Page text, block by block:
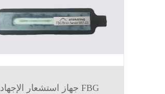
جهاز استشعار الإجهاد FBG